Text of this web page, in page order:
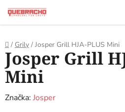
obsah
Domů
/ Grily / Josper Grill HJA-PLUS Mini
Josper Grill
Mini
Značka: Josper